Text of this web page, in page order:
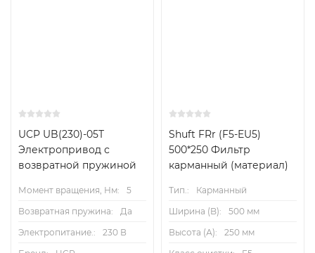
UCP UB(230)-05T
Электропривод с
возвратной пружиной
Момент вращения, Нм:
5
Возвратная пружина:
Да
Электропитание.:
230 В
Shuft FRr (F5-EU5)
500*250 Фильтр
карманный (материал)
Тип.:
Карманный
Ширина (B):
500 мм
Высота (А):
250 мм